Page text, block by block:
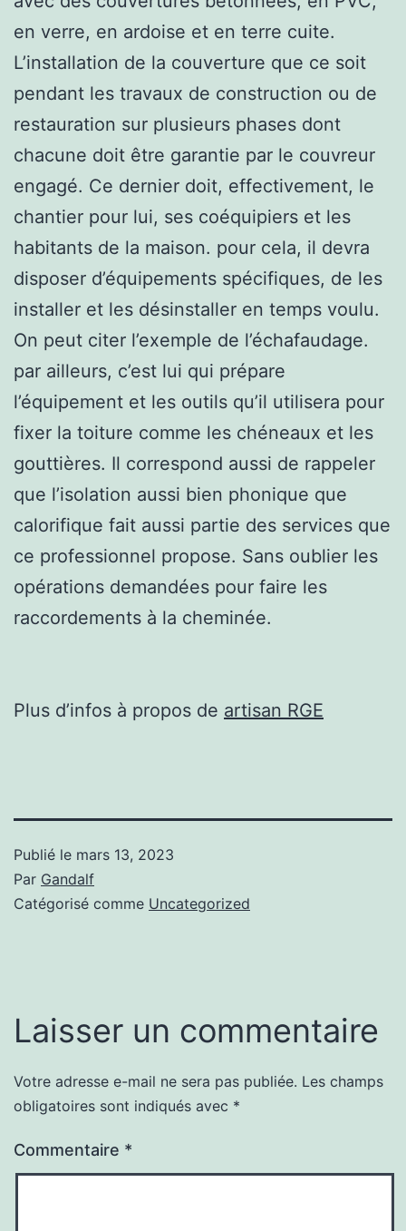
en verre, en ardoise et en terre cuite.
L’installation de la couverture que ce soit
pendant les travaux de construction ou de
restauration sur plusieurs phases dont
chacune doit être garantie par le couvreur
engagé. Ce dernier doit, effectivement, le
chantier pour lui, ses coéquipiers et les
habitants de la maison. pour cela, il devra
disposer d’équipements spécifiques, de les
installer et les désinstaller en temps voulu.
On peut citer l’exemple de l’échafaudage.
par ailleurs, c’est lui qui prépare
l’équipement et les outils qu’il utilisera pour
fixer la toiture comme les chéneaux et les
gouttières. Il correspond aussi de rappeler
que l’isolation aussi bien phonique que
calorifique fait aussi partie des services que
ce professionnel propose. Sans oublier les
opérations demandées pour faire les
raccordements à la cheminée.
Plus d’infos à propos de artisan RGE
Publié le mars 13, 2023
Par Gandalf
Catégorisé comme Uncategorized
Laisser un commentaire
Votre adresse e-mail ne sera pas publiée. Les champs
obligatoires sont indiqués avec *
Commentaire *